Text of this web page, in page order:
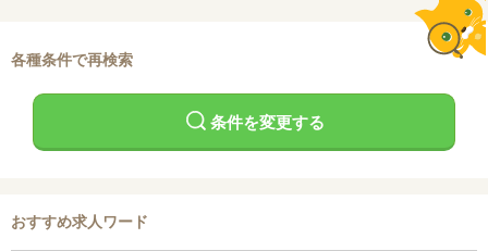
各種条件で再検索
条件を変更する
おすすめ求人ワード